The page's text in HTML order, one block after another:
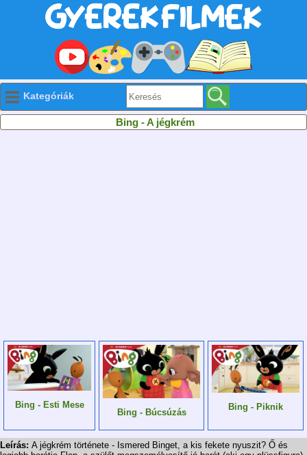
Kategóriák
Bing - A jégkrém
Bing - Esti Mese
Bing - Búcsúzás
Bing - Piknik
Leírás: A jégkrém története - Ismered Binget, a kis fekete nyuszit? Ő és